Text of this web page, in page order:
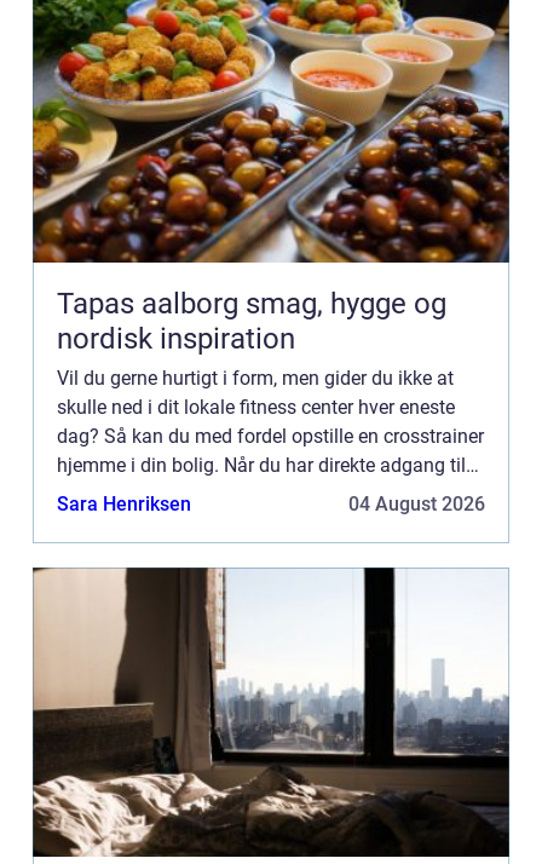
Tapas aalborg smag, hygge og
nordisk inspiration
Vil du gerne hurtigt i form, men gider du ikke at
skulle ned i dit lokale fitness center hver eneste
dag? Så kan du med fordel opstille en crosstrainer
hjemme i din bolig. Når du har direkte adgang til
en crosstrainer har du ingen undskyl...
Sara Henriksen 04 August 2026